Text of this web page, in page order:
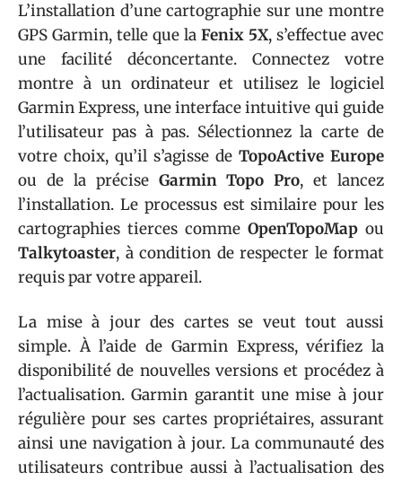
L’installation d’une cartographie sur une montre
GPS Garmin, telle que la Fenix 5X, s’effectue avec
une facilité déconcertante. Connectez votre
montre à un ordinateur et utilisez le logiciel
Garmin Express, une interface intuitive qui guide
l’utilisateur pas à pas. Sélectionnez la carte de
votre choix, qu’il s’agisse de TopoActive Europe
ou de la précise Garmin Topo Pro, et lancez
l’installation. Le processus est similaire pour les
cartographies tierces comme OpenTopoMap ou
Talkytoaster, à condition de respecter le format
requis par votre appareil.
La mise à jour des cartes se veut tout aussi
simple. À l’aide de Garmin Express, vérifiez la
disponibilité de nouvelles versions et procédez à
l’actualisation. Garmin garantit une mise à jour
régulière pour ses cartes propriétaires, assurant
ainsi une navigation à jour. La communauté des
utilisateurs contribue aussi à l’actualisation des